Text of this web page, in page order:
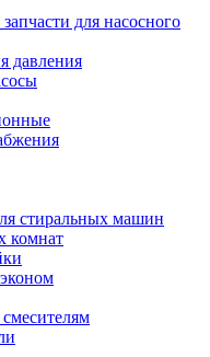
для насосного
давления
стиральных машин
комнат